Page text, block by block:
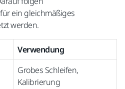
ein gleichmäßiges
werden.
Verwendung
Grobes Schleifen,
Kalibrierung